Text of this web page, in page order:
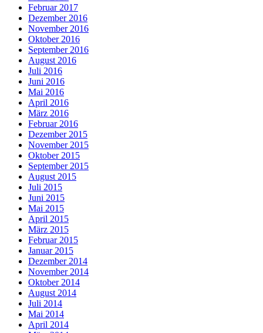
Februar 2017
Dezember 2016
November 2016
Oktober 2016
September 2016
August 2016
Juli 2016
Juni 2016
Mai 2016
April 2016
März 2016
Februar 2016
Dezember 2015
November 2015
Oktober 2015
September 2015
August 2015
Juli 2015
Juni 2015
Mai 2015
April 2015
März 2015
Februar 2015
Januar 2015
Dezember 2014
November 2014
Oktober 2014
August 2014
Juli 2014
Mai 2014
April 2014